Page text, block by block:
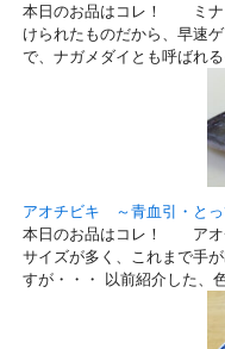
本日のお品はコレ！ ミナ
けられたものだから、早速
で、ナガメダイとも呼ばれ
アオチビキ ～青血引・とっ
本日のお品はコレ！ アオ
サイズが多く、これまで手
すが・・・ 以前紹介した、